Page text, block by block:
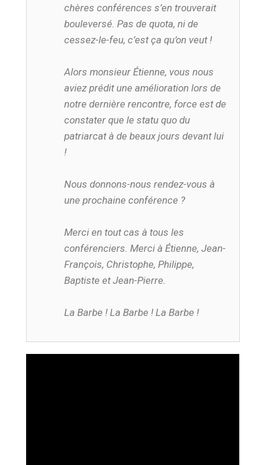
chères conférences s’en trouverait
bouleversé. Pas de quota, ni de
cessez-le-feu, c’est ça qu’on veut !
Alors monsieur Étienne, vous nous
aviez prédit une amélioration lors de
notre dernière rencontre, force est de
constater que le statu quo du
patriarcat à de beaux jours devant lui
!
Nous donnons-nous rendez-vous à
une prochaine conférence ?
Merci en tout cas à tous les
conférenciers. Merci à Étienne, Jean-
François, Christophe, Philippe,
Baptiste et Jean-Pierre.
La Barbe ! La Barbe ! La Barbe !